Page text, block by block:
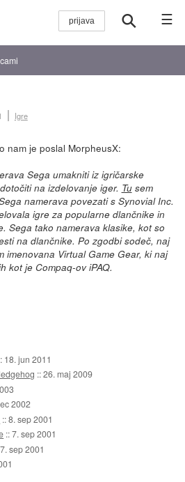
☰
Igre
nam je poslal MorpheusX:
Sega umakniti iz igričarske
na izdelovanje iger. Tusem
namerava povezati s Synovial Inc.
igre za popularne dlančnike in
Sega tako namerava klasike, kot so
na dlančnike. Po zgodbi sodeč, naj
imenovana Virtual Game Gear, ki naj
kot je Compaq-ov iPAQ.
18. jun 2011
::26. maj 2009
2002
::8. sep 2001
::7. sep 2001
7. sep 2001